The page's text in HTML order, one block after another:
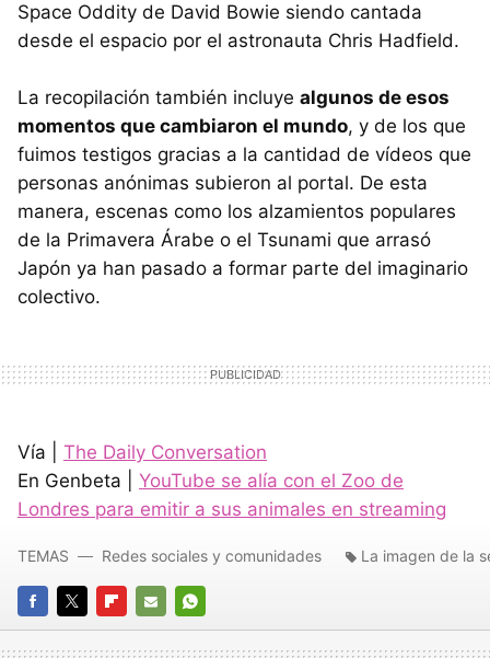
Space Oddity de David Bowie siendo cantada
desde el espacio por el astronauta Chris Hadfield.
La recopilación también incluye algunos de esos
momentos que cambiaron el mundo, y de los que
fuimos testigos gracias a la cantidad de vídeos que
personas anónimas subieron al portal. De esta
manera, escenas como los alzamientos populares
de la Primavera Árabe o el Tsunami que arrasó
Japón ya han pasado a formar parte del imaginario
colectivo.
Vía | The Daily Conversation
En Genbeta | YouTube se alía con el Zoo de
Londres para emitir a sus animales en streaming
FACEBOOK
TWITTERFLIPBOARD
E-
WHATSAPP
TEMAS Redes sociales y comunidades La imagen de la